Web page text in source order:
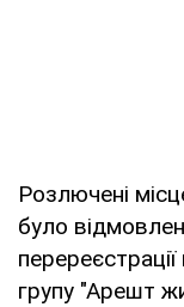
Розлючені
було
групу "Арешт